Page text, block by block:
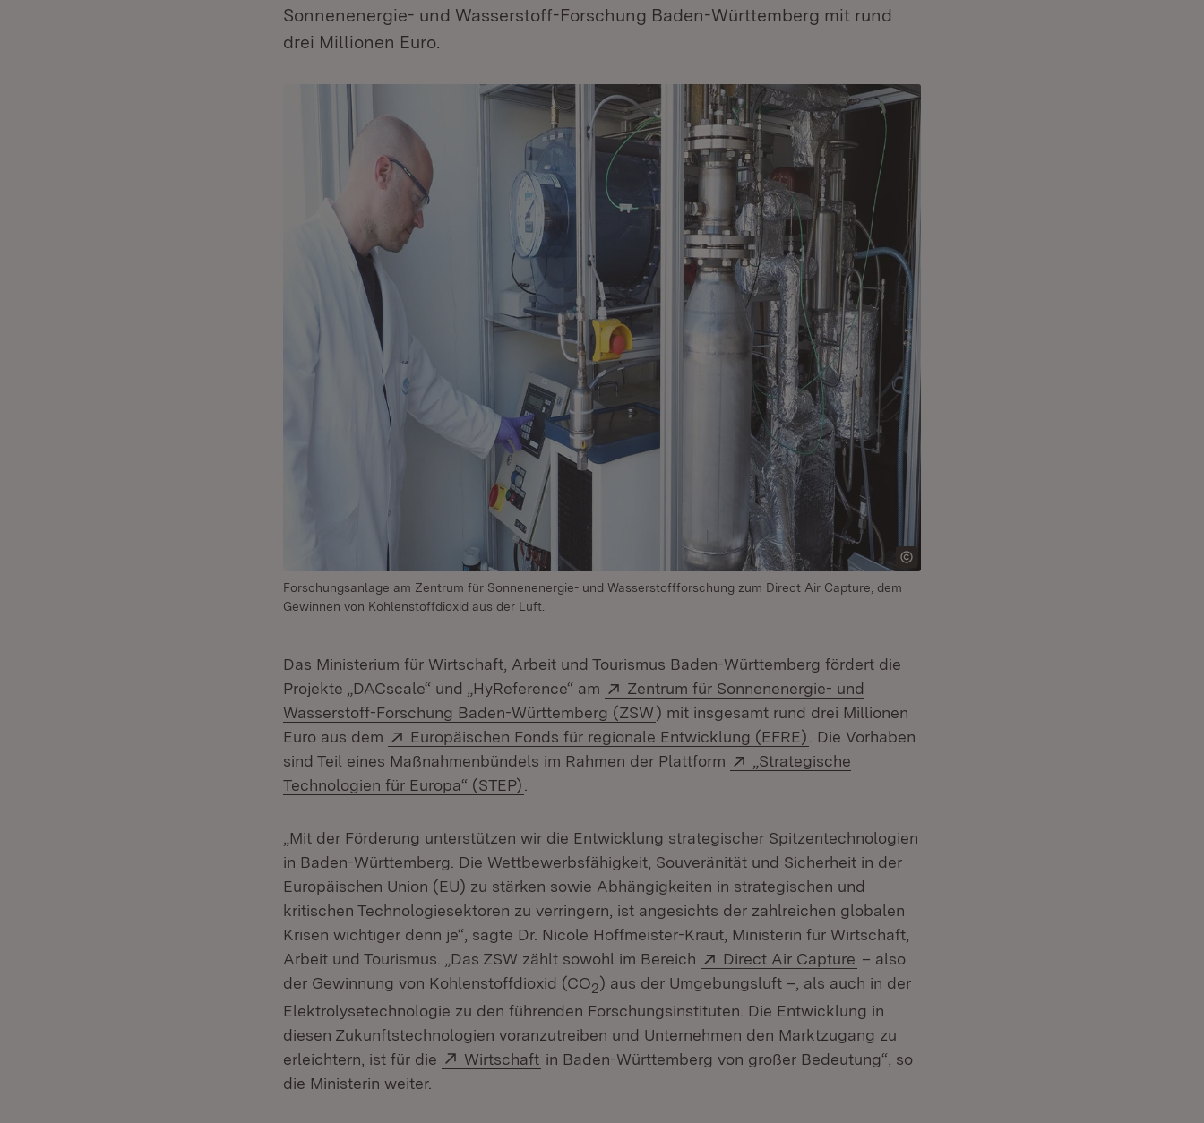
Sonnenenergie- und Wasserstoff-Forschung Baden-Württemberg mit rund
drei Millionen Euro.
Forschungsanlage am Zentrum für Sonnenenergie- und Wasserstoffforschung zum Direct Air Capture, dem
Gewinnen von Kohlenstoffdioxid aus der Luft.
Das Ministerium für Wirtschaft, Arbeit und Tourismus Baden-Württemberg fördert die
Projekte „DACscale“ und „HyReference“ am
Extern:
Zentrum für Sonnenenergie- und
Wasserstoff-Forschung Baden-Württemberg (ZSW(Öffnet in neuem Fenster)
) mit insgesamt rund drei Millionen
Euro aus dem
Extern:
Europäischen Fonds für regionale Entwicklung (EFRE) (Öffnet in neuem Fenster)
. Die Vorhaben
sind Teil eines Maßnahmenbündels im Rahmen der Plattform
Extern:
„Strategische
Technologien für Europa“ (STEP)
„Mit der Förderung unterstützen wir die Entwicklung strategischer Spitzentechnologien
in Baden-Württemberg. Die Wettbewerbsfähigkeit, Souveränität und Sicherheit in der
Europäischen Union (EU) zu stärken sowie Abhängigkeiten in strategischen und
kritischen Technologiesektoren zu verringern, ist angesichts der zahlreichen globalen
Krisen wichtiger denn je“, sagte Dr. Nicole Hoffmeister-Kraut, Ministerin für Wirtschaft,
Arbeit und Tourismus. „Das ZSW zählt sowohl im Bereich
Extern:
Direct Air Capture (Öffnet in neuem Fenster)
– also
der Gewinnung von Kohlenstoffdioxid (CO2) aus der Umgebungsluft –, als auch in der
Elektrolysetechnologie zu den führenden Forschungsinstituten. Die Entwicklung in
diesen Zukunftstechnologien voranzutreiben und Unternehmen den Marktzugang zu
erleichtern, ist für die
Extern:
Wirtschaft (Öffnet in neuem Fenster)
in Baden-Württemberg von großer Bedeutung“, so
die Ministerin weiter.